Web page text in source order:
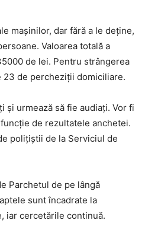
mașinilor, dar fără a le deține,
Valoarea totală a
de lei. Pentru strângerea
23 de percheziții domiciliare.
și urmează să fie audiați. Vor fi
de rezultatele anchetei.
polițiștii de la Serviciul de
Parchetul de pe lângă
sunt încadrate la
iar cercetările continuă.